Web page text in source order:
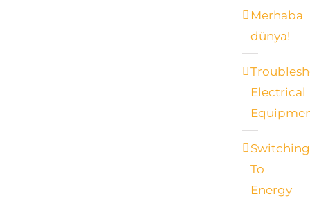
Merhaba
dünya!
Electrical
Switching
To
Energy